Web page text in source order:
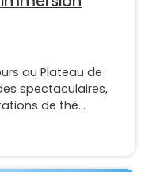
au Plateau de
spectaculaires,
de thé...